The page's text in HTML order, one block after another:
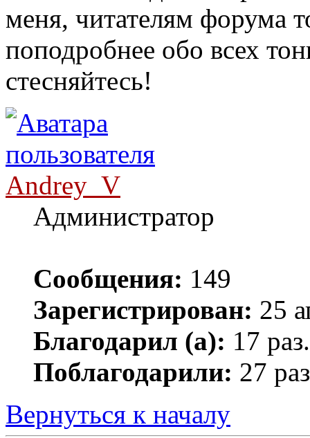
меня, читателям форума
поподробнее обо всех
стесняйтесь!
Andrey_V
Администратор
Сообщения: 149
Зарегистрирован: 25
Благодарил (а): 17 раз.
Поблагодарили: 27
Вернуться к началу